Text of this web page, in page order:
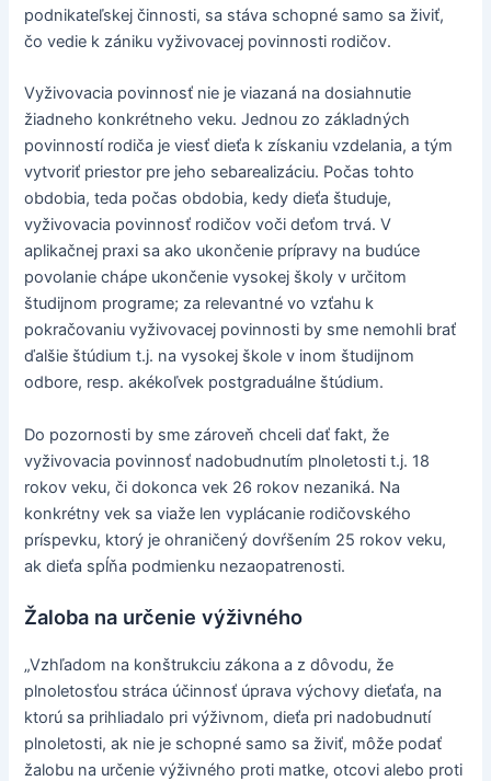
podnikateľskej činnosti, sa stáva schopné samo sa živiť,
čo vedie k zániku vyživovacej povinnosti rodičov.
Vyživovacia povinnosť nie je viazaná na dosiahnutie
žiadneho konkrétneho veku. Jednou zo základných
povinností rodiča je viesť dieťa k získaniu vzdelania, a tým
vytvoriť priestor pre jeho sebarealizáciu. Počas tohto
obdobia, teda počas obdobia, kedy dieťa študuje,
vyživovacia povinnosť rodičov voči deťom trvá. V
aplikačnej praxi sa ako ukončenie prípravy na budúce
povolanie chápe ukončenie vysokej školy v určitom
študijnom programe; za relevantné vo vzťahu k
pokračovaniu vyživovacej povinnosti by sme nemohli brať
ďalšie štúdium t.j. na vysokej škole v inom študijnom
odbore, resp. akékoľvek postgraduálne štúdium.
Do pozornosti by sme zároveň chceli dať fakt, že
vyživovacia povinnosť nadobudnutím plnoletosti t.j. 18
rokov veku, či dokonca vek 26 rokov nezaniká. Na
konkrétny vek sa viaže len vyplácanie rodičovského
príspevku, ktorý je ohraničený dovŕšením 25 rokov veku,
ak dieťa spĺňa podmienku nezaopatrenosti.
Žaloba na určenie výživného
„Vzhľadom na konštrukciu zákona a z dôvodu, že
plnoletosťou stráca účinnosť úprava výchovy dieťaťa, na
ktorú sa prihliadalo pri výživnom, dieťa pri nadobudnutí
plnoletosti, ak nie je schopné samo sa živiť, môže podať
žalobu na určenie výživného proti matke, otcovi alebo proti